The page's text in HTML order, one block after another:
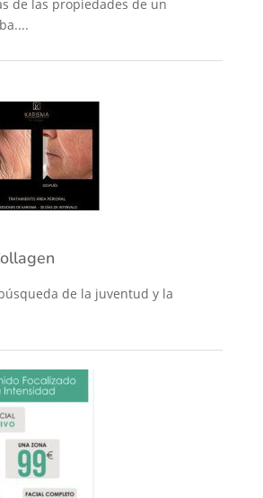
de las propiedades de un
de la juventud y la